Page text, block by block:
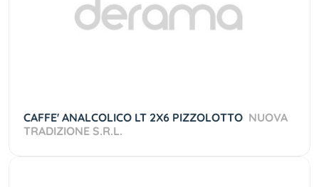
CAFFE' ANALCOLICO LT 2X6 PIZZOLOTTO NUOVA
TRADIZIONE S.R.L.